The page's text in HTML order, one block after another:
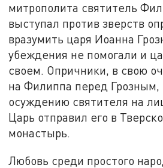
митрополита святитель
выступал против зверств
вразумить царя Иоанна
убеждения не помогали и
своем. Опричники, в свою
на Филиппа перед Грозным,
осуждению святителя на
Царь отправил его в
монастырь.
Любовь среди простого